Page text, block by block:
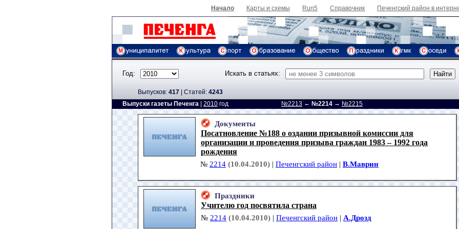
Начало Карты и схемы Run5 Справочник Печенгский район в
Год: Искать в статьях:
Выпусков: 417 | Cтатей: 4243
Выпуски газеты Печенга
2010 год №2213 ← №2214 → №2215
Документы
Посатновление №188 о оздании призывной комиссии для
организации и проведения призыва граждан 1983 – 1992 года
рождения
№ 2214 (10.04.2010) | Печенгский район | В.Маврин
Праздники
Учителю год посвятила страна
№ 2214 (10.04.2010) | Печенгский район | А.Дрозд